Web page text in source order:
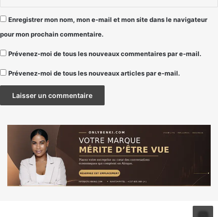
Enregistrer mon nom, mon e-mail et mon site dans le navigateur
pour mon prochain commentaire.
Prévenez-moi de tous les nouveaux commentaires par e-mail.
Prévenez-moi de tous les nouveaux articles par e-mail.